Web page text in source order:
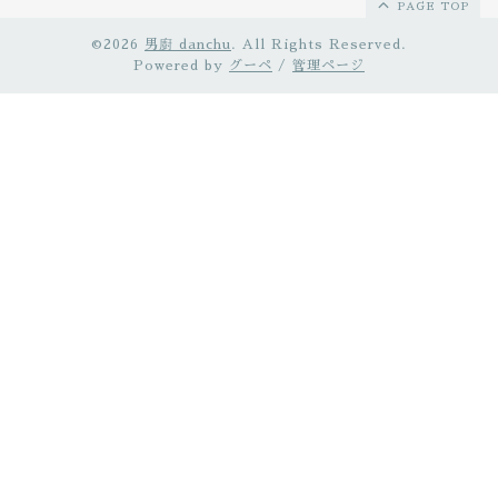
PAGE TOP
©2026 男廚 danchu . All Rights Reserved.
Powered by
グーペ / 管理ページ